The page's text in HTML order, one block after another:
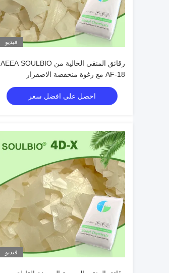
فيديو
رقائق المنقي الخالية من AEEA SOULBIO
AF-18 مع رغوة منخفضة الاصفرار
ومنخفضة اللزوجة
احصل على افضل سعر
فيديو